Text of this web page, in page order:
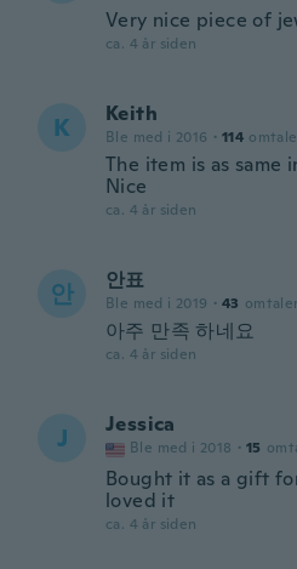
Very nice piece of
ca. 4 år siden
K Keith
Ble med i 2016 · 114
The item is as same
Nice
ca. 4 år siden
안 안표
Ble med i 2019 · 43 omtaler
아주 만족 하네요
ca. 4 år siden
J Jessica
Ble med i 2018 · 15
Bought it as a gift
loved it
ca. 4 år siden